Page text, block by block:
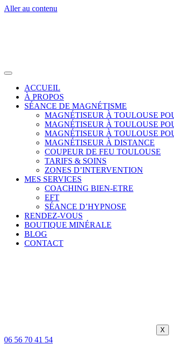
Aller au contenu
ACCUEIL
À PROPOS
SÉANCE DE MAGNÉTISME
MAGNÉTISEUR À TOULOUSE
MAGNÉTISEUR À TOULOUSE
MAGNÉTISEUR À TOULOUSE
MAGNÉTISEUR À DISTANCE
COUPEUR DE FEU TOULOUSE
TARIFS & SOINS
ZONES D’INTERVENTION
MES SERVICES
COACHING BIEN-ETRE
EFT
SÉANCE D’HYPNOSE
RENDEZ-VOUS
BOUTIQUE MINÉRALE
BLOG
CONTACT
X
06 56 70 41 54